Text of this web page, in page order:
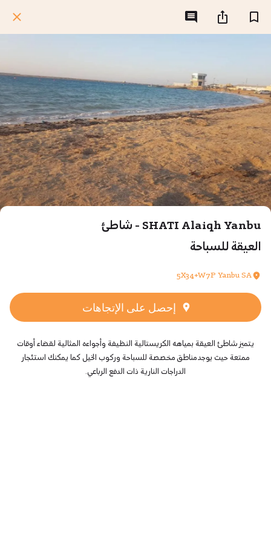
SHATI Alaiqh Yanbu - شاطئ
العيقة للسباحة
5X34+W7P Yanbu SA
إحصل على الإتجاهات
يتميز شاطئ العيقة بمياهه الكريستالية النظيفة وأجواءه المثالية لقضاء أوقات
ممتعة حيث يوجد مناطق مخصصة للسباحة وركوب الخيل كما يمكنك استئجار
الدراجات النارية ذات الدفع الرباعي.